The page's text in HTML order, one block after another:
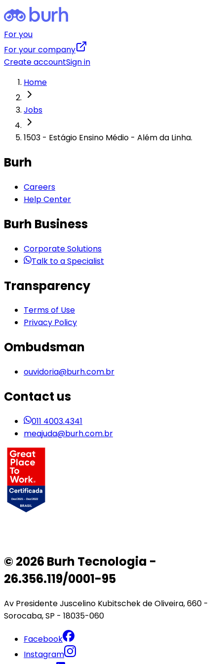
For you
For your company
Create accountSign in
Home
Jobs
1503 - Estágio Ensino Médio - Além da Linha.
Burh
Careers
Help Center
Burh Business
Corporate Solutions
Talk to a Specialist
Transparency
Terms of Use
Privacy Policy
Ombudsman
ouvidoria@burh.com.br
Contact us
011 4003.4341
meajuda@burh.com.br
© 2026 Burh Tecnologia -
26.356.119/0001-95
Av Presidente Juscelino Kubitschek de Oliveira, 660 -
Sorocaba, SP - 18035-060
Facebook
Instagram